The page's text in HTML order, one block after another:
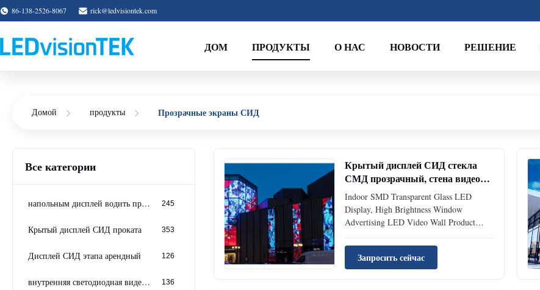
86-138-2526-8067 rick@ledvisiontek.com
ДОМ ПРОДУКТЫ О НАС НОВОСТИ РЕШЕНИЕ
Домой продукты Прозрачные экраны СИД
Все категории
напольным дисплей водить прокатом 245
Крытый дисплей СИД проката 353
Дисплей СИД этапа арендный 126
внутренняя светодиодная видеостена 136
Крытый дисплей СИД стекла
СМД прозрачный, стена видео
СИД рекламы окна высокой
яркости
Indoor SMD Transparent Glass LED
Display, High Brightness Window
Advertising LED Video Wall​ Product
Displaying, Innovative Transparent
Technology Laminated Safety Glass
Excellent Viewing Angle Hidden Cable
Запросить сейчас